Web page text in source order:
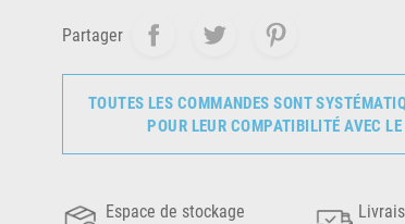
Partager
TOUTES LES COMMANDES SONT
POUR LEUR COMPATIBILITÉ AVEC
Espace de stockage